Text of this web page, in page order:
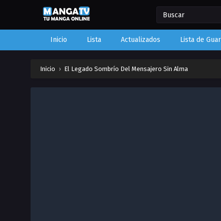
Inicio Lista Actualizados Lista de
Inicio › El Legado Sombrío Del Mensajero Sin Alma